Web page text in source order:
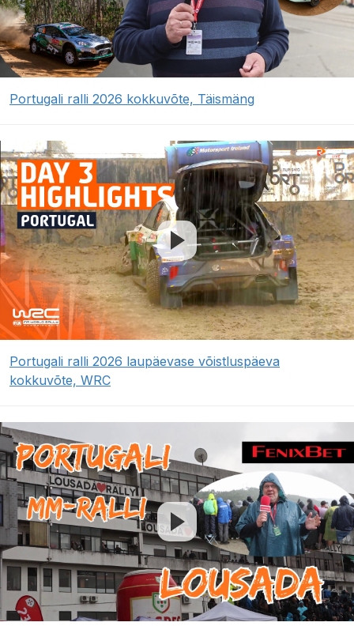
Portugali ralli 2026 kokkuvõte, Täismäng
Portugali ralli 2026 laupäevase võistluspäeva
kokkuvõte, WRC